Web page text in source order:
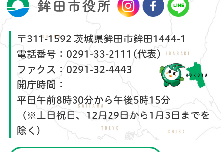
〒311-1592 茨城県鉾田市鉾田1444-1
電話番号： 0291-33-2111(代表)
ファクス： 0291-32-4443
開庁時間：
平日午前8時30分から午後5時15分
（※土日祝日、12月29日から1月3日までを
除く）